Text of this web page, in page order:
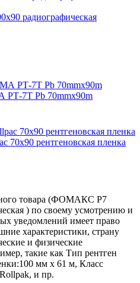
радиографическая
РТ-7Т Pb 70mmx90m
70x90 рентгеновская пленка
товара (ФОМАКС Р7
) по своему усмотрению и
уведомлений имеет право
характеристики, страну
и физические
такие как Тип рентген
100 мм х 61 м, Класс
, и пр.